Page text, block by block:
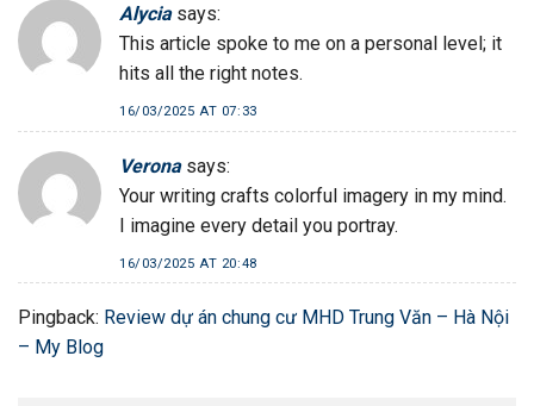
Alycia says:
This article spoke to me on a personal level; it
hits all the right notes.
16/03/2025 AT 07:33
Verona says:
Your writing crafts colorful imagery in my mind.
I imagine every detail you portray.
16/03/2025 AT 20:48
Pingback: Review dự án chung cư MHD Trung Văn – Hà Nội
– My Blog